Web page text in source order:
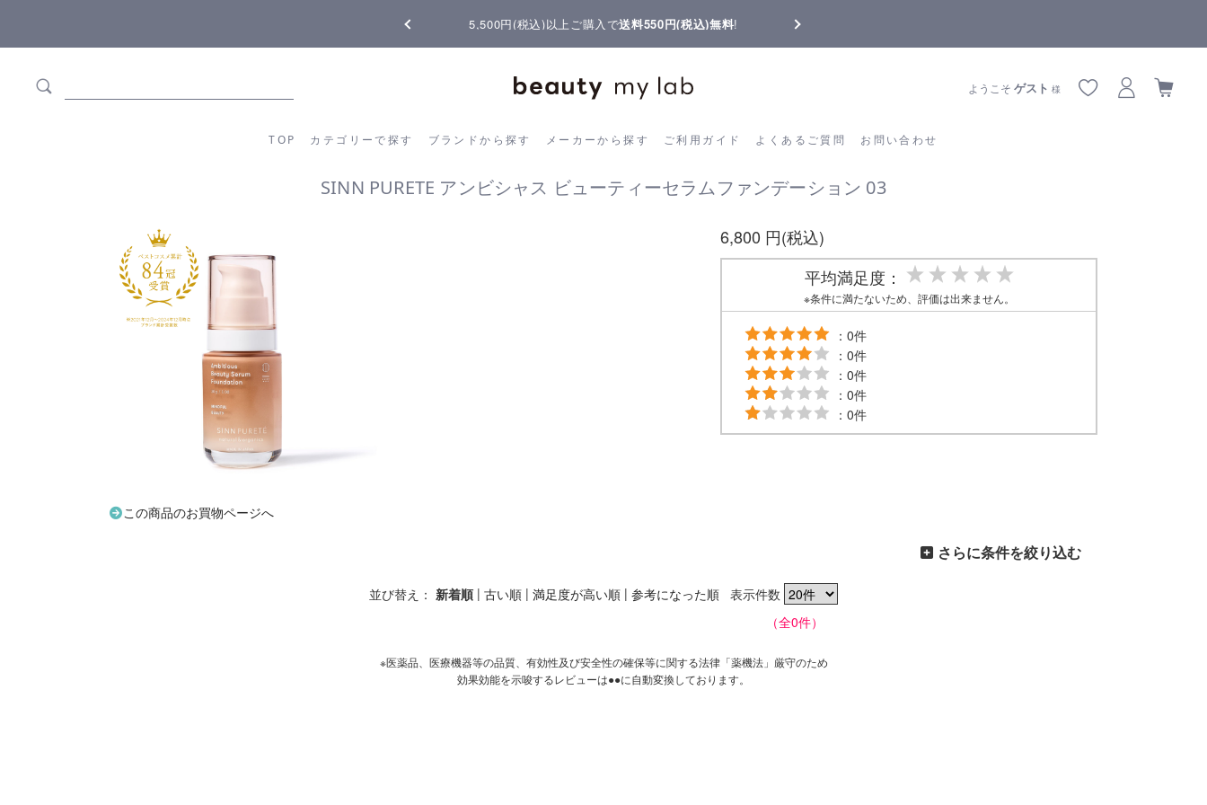
5,500円(税込)以上ご購入で送料550円(税込)無料! 【重要】熊本地震の影響によりお届けに遅延が生じております
TOP カテゴリーで探す ブランドから探す メーカーから探す ご利用ガイド よくあるご質問 お問い合わせ
ようこそゲスト 様
カテゴリーから探す ブランドから探す メーカーから探す ご利用ガイド よくあるご質問
SINN PURETE アンビシャス ビューティーセラムファンデーション 03
この商品のお買物ページへ
6,800 円(税込)
平均満足度：
※条件に満たないため、評価は出来ません。
：0件
：0件
：0件
：0件
：0件
さらに条件を絞り込む
並び替え： 新着順 | 古い順 | 満足度が高い順 | 参考になった順 表示件数
（全0件）
※医薬品、医療機器等の品質、有効性及び安全性の確保等に関する法律「薬機法」厳守のため
効果効能を示唆するレビューは●●に自動変換しております。